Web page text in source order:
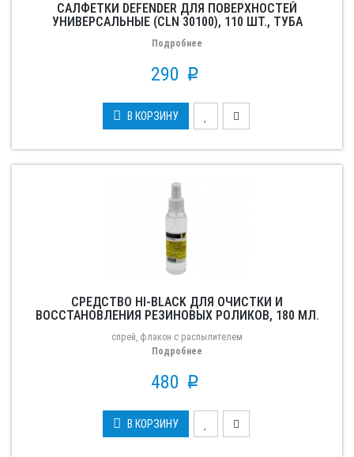
САЛФЕТКИ DEFENDER ДЛЯ ПОВЕРХНОСТЕЙ
УНИВЕРСАЛЬНЫЕ (CLN 30100), 110 ШТ., ТУБА
Подробнее
290 p
В КОРЗИНУ
СРЕДСТВО HI-BLACK ДЛЯ ОЧИСТКИ И
ВОССТАНОВЛЕНИЯ РЕЗИНОВЫХ РОЛИКОВ, 180 МЛ.
спрей, флакон с распылителем
Подробнее
480 p
В КОРЗИНУ